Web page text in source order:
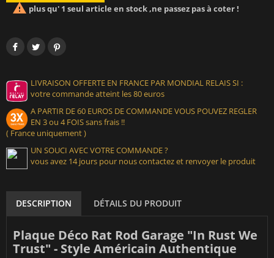
 plus qu' 1 seul article en stock ,ne passez pas à coter !
LIVRAISON OFFERTE EN FRANCE PAR MONDIAL RELAIS SI :
votre commande atteint les 80 euros
A PARTIR DE 60 EUROS DE COMMANDE VOUS POUVEZ REGLER
EN 3 ou 4 FOIS sans frais !!
( France uniquement )
UN SOUCI AVEC VOTRE COMMANDE ?
vous avez 14 jours pour nous contactez et renvoyer le produit
DESCRIPTION DÉTAILS DU PRODUIT
Plaque Déco Rat Rod Garage "In Rust We
Trust" - Style Américain Authentique